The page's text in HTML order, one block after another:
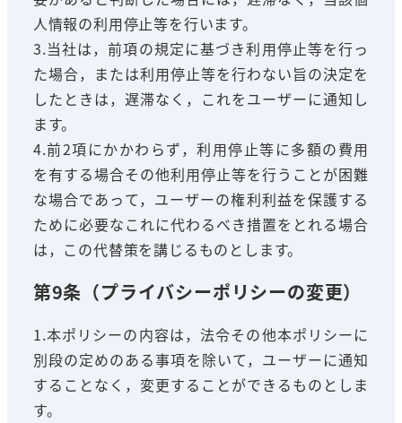
人情報の利用停止等を行います。
3.当社は，前項の規定に基づき利用停止等を行っ
た場合，または利用停止等を行わない旨の決定を
したときは，遅滞なく，これをユーザーに通知し
ます。
4.前2項にかかわらず，利用停止等に多額の費用
を有する場合その他利用停止等を行うことが困難
な場合であって，ユーザーの権利利益を保護する
ために必要なこれに代わるべき措置をとれる場合
は，この代替策を講じるものとします。
第9条（プライバシーポリシーの変更）
1.本ポリシーの内容は，法令その他本ポリシーに
別段の定めのある事項を除いて，ユーザーに通知
することなく，変更することができるものとしま
す。